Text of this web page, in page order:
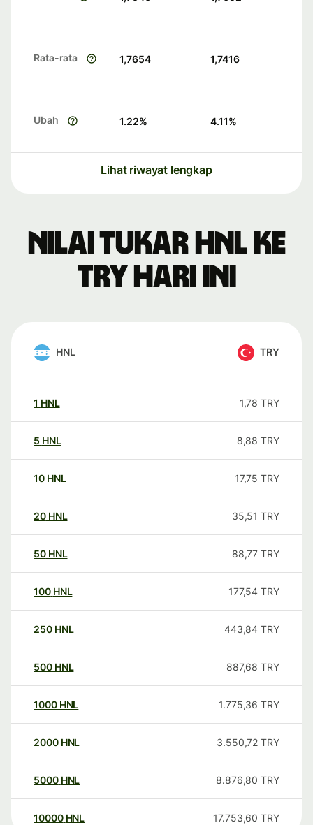
Rata-rata 1,7654 1,7416
Ubah 1.22% 4.11%
Lihat riwayat lengkap
Nilai tukar HNL ke
TRY hari ini
HNL TRY
1 HNL 1,78 TRY
5 HNL 8,88 TRY
10 HNL 17,75 TRY
20 HNL 35,51 TRY
50 HNL 88,77 TRY
100 HNL 177,54 TRY
250 HNL 443,84 TRY
500 HNL 887,68 TRY
1000 HNL 1.775,36 TRY
2000 HNL 3.550,72 TRY
5000 HNL 8.876,80 TRY
10000 HNL 17.753,60 TRY